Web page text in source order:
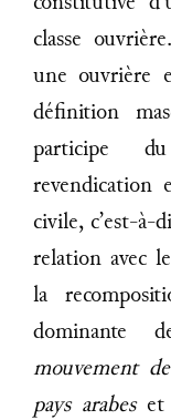
classe
une ouvrière
définition
participe
revendication
civile, c’est-à-
relation avec
la
dominante
mouvement
pays arabeset